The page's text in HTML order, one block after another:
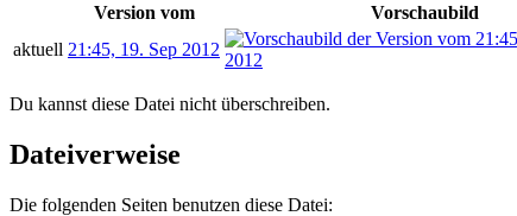
Version vom Vorschaubild
aktuell 21:45, 19. Sep 2012
Du kannst diese Datei nicht überschreiben.
Dateiverweise
Die folgenden Seiten benutzen diese Datei: